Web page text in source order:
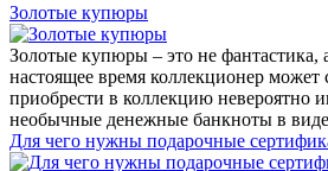
Золотые купюры
Золотые купюры – это не фантастика,
настоящее время коллекционер может
приобрести в коллекцию невероятно
необычные денежные банкноты в
​Для чего нужны подарочные